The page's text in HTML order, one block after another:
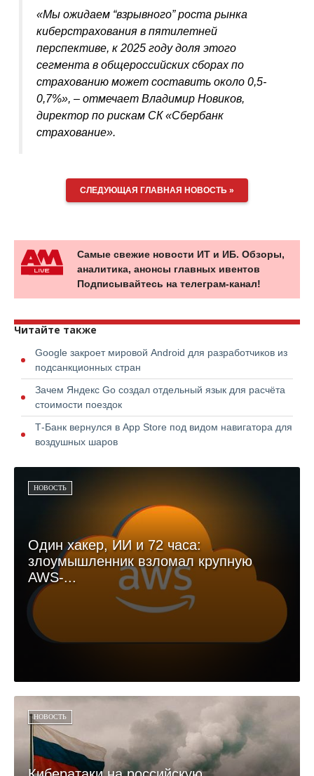
«Мы ожидаем “взрывного” роста рынка
киберстрахования в пятилетней
перспективе, к 2025 году доля этого
сегмента в общероссийских сборах по
страхованию может составить около 0,5-
0,7%», – отмечает Владимир Новиков,
директор по рискам СК «Сбербанк
страхование».
СЛЕДУЮЩАЯ ГЛАВНАЯ НОВОСТЬ »
Самые свежие новости ИТ и ИБ. Обзоры,
аналитика, анонсы главных ивентов
Подписывайтесь на телеграм-канал!
Читайте также
Google закроет мировой Android для разработчиков из
подсанкционных стран
Зачем Яндекс Go создал отдельный язык для расчёта
стоимости поездок
Т-Банк вернулся в App Store под видом навигатора для
воздушных шаров
НОВОСТЬ
Один хакер, ИИ и 72 часа:
злоумышленник взломал крупную
AWS-...
НОВОСТЬ